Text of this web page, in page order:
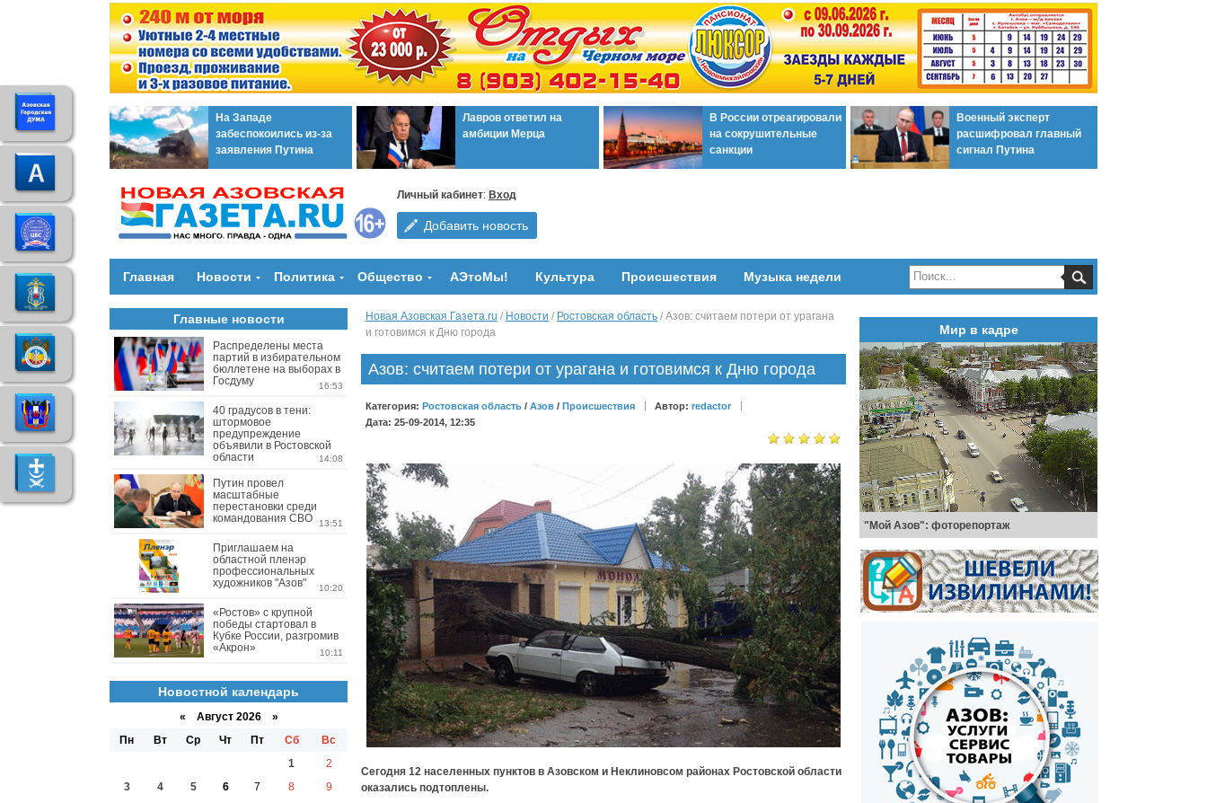
На Западе
забеспокоились из-за
заявления Путина
Лавров ответил на
амбиции Мерца
В России отреагировали
на сокрушительные
санкции
Военный эксперт
расшифровал главный
сигнал Путина
Личный кабинет: Вход
Добавить новость
Главная Новости Политика Общество АЭтоМы! Культура Происшествия Музыка недели
Новая Азовская Газета.ru / Новости / Ростовская область / Азов: считаем потери от урагана
и готовимся к Дню города
Азов: считаем потери от урагана и готовимся к Дню города
Категория: Ростовская область / Азов / Происшествия Автор: redactor
Дата: 25-09-2014, 12:35
Сегодня 12 населенных пунктов в Азовском и Неклиновсом районах Ростовской области
оказались подтоплены.
Главные новости
Распределены места
партий в избирательном
бюллетене на выборах в
Госдуму
16:53
40 градусов в тени:
штормовое
предупреждение
объявили в Ростовской
области
14:08
Путин провел
масштабные
перестановки среди
командования СВО
13:51
Приглашаем на
областной пленэр
профессиональных
художников "Азов"
10:20
«Ростов» с крупной
победы стартовал в
Кубке России, разгромив
«Акрон»
10:11
Новостной календарь
« Август 2026 »
Пн
Вт Ср Чт Пт Сб
Вс
1
2
3
4 5 6 7 8
9
Мир в кадре
"Мой Азов": фоторепортаж